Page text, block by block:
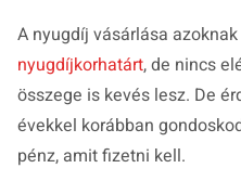
A nyugdíj vásárlása
nyugdíjkorhatárt, de nincs
összege is kevés lesz. De
évekkel korábban
pénz, amit fizetni kell.